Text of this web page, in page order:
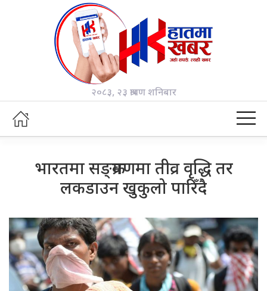
२०८३, २३ श्रावण शनिबार
भारतमा सङ्क्रमणमा तीव्र वृद्धि तर
लकडाउन खुकुलो पारिँदै